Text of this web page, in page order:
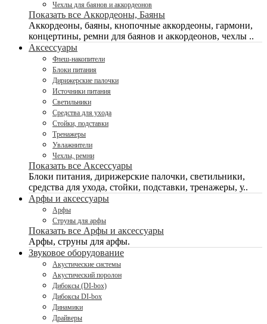
Чехлы для баянов и аккордеонов
Показать все Аккордеоны, Баяны
Аккордеоны, баяны, кнопочные аккордеоны, гармони,
концертины, ремни для баянов и аккордеонов, чехлы ..
Аксессуары
Флеш-накопители
Блоки питания
Дирижерские палочки
Источники питания
Светильники
Средства для ухода
Стойки, подставки
Тренажеры
Увлажнители
Чехлы, ремни
Показать все Аксессуары
Блоки питания, дирижерские палочки, светильники,
средства для ухода, стойки, подставки, тренажеры, у..
Арфы и аксессуары
Арфы
Струны для арфы
Показать все Арфы и аксессуары
Арфы, струны для арфы.
Звуковое оборудование
Акустические системы
Акустический поролон
Дибоксы (DI-box)
Дибоксы DI-box
Динамики
Драйверы